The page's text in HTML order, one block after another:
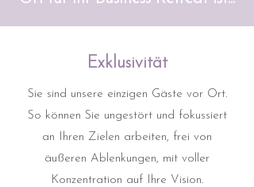
Exklusivität
Sie sind unsere einzigen Gäste vor Ort.
So können Sie ungestört und fokussiert
an Ihren Zielen arbeiten, frei von
äußeren Ablenkungen, mit voller
Konzentration auf Ihre Vision.